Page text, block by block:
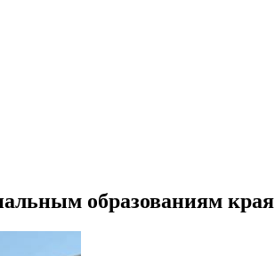
образованиям края